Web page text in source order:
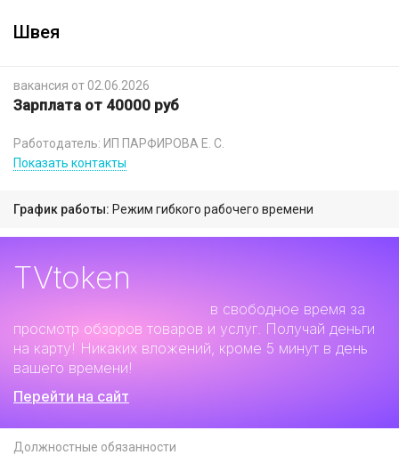
Швея
вакансия от 02.06.2026
Зарплата от 40000 руб
Работодатель: ИП ПАРФИРОВА Е. С.
Показать контакты
График работы: Режим гибкого рабочего времени
TVtoken
в свободное время за
просмотр обзоров товаров и услуг. Получай деньги
на карту! Никаких вложений, кроме 5 минут в день
вашего времени!
Перейти на сайт
Должностные обязанности